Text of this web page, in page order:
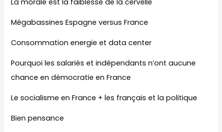
Mégabassines Espagne versus France
Consommation energie et data center
Pourquoi les salariés et indépendants n’ont aucune
chance en démocratie en France
Le socialisme en France + les français et la politique
Bien pensance